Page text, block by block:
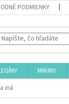
PODMIENKY
MIKINY
iná